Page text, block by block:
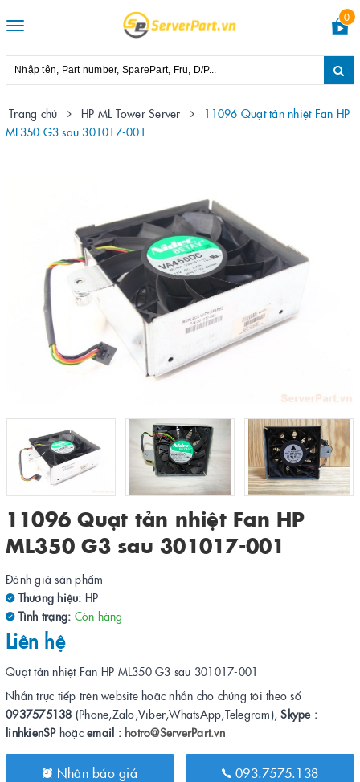
Toggle
0
Trang chủ HP ML Tower Server
11096 Quạt tản nhiệt Fan HP
ML350 G3 sau 301017-001
11096 Quạt tản nhiệt Fan HP
ML350 G3 sau 301017-001
Đánh giá sản phẩm
Thương hiệu: HP
Tình trạng: Còn hàng
Liên hệ
Quạt tản nhiệt Fan HP ML350 G3 sau 301017-001
Nhắn trực tiếp trên website hoặc nhắn cho chúng tôi theo số
0937575138 (Phone,Zalo,Viber,WhatsApp,Telegram),Skype :
linhkienSPhoặc email : hotro@ServerPart.vn
Nhận báo giá 093.7575.138